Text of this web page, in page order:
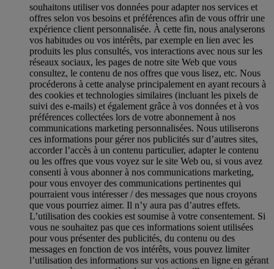
souhaitons utiliser vos données pour adapter nos services et
offres selon vos besoins et préférences afin de vous offrir une
expérience client personnalisée. À cette fin, nous analyserons
vos habitudes ou vos intérêts, par exemple en lien avec les
produits les plus consultés, vos interactions avec nous sur les
réseaux sociaux, les pages de notre site Web que vous
consultez, le contenu de nos offres que vous lisez, etc. Nous
procéderons à cette analyse principalement en ayant recours à
des cookies et technologies similaires (incluant les pixels de
suivi des e-mails) et également grâce à vos données et à vos
préférences collectées lors de votre abonnement à nos
communications marketing personnalisées. Nous utiliserons
ces informations pour gérer nos publicités sur d’autres sites,
accorder l’accès à un contenu particulier, adapter le contenu
ou les offres que vous voyez sur le site Web ou, si vous avez
consenti à vous abonner à nos communications marketing,
pour vous envoyer des communications pertinentes qui
pourraient vous intéresser / des messages que nous croyons
que vous pourriez aimer. Il n’y aura pas d’autres effets.
L’utilisation des cookies est soumise à votre consentement. Si
vous ne souhaitez pas que ces informations soient utilisées
pour vous présenter des publicités, du contenu ou des
messages en fonction de vos intérêts, vous pouvez limiter
l’utilisation des informations sur vos actions en ligne en gérant